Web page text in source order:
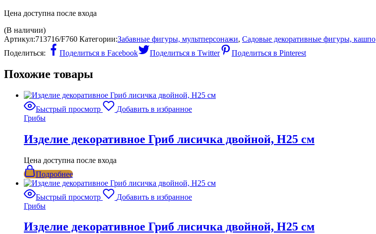
Цена доступна после входа
(В наличии)
Артикул:713716/F760 Категории:Забавные фигуры, мультперсонажи, Садовые декоративные фигуры, кашпо
Поделиться:
Поделиться в Facebook Поделиться в Twitter Поделиться в Pinterest
Похожие товары
Быстрый просмотр
Добавить в избранное
Грибы
Изделие декоративное Гриб лисичка двойной, Н25 см
Цена доступна после входа
Подробнее
Быстрый просмотр
Добавить в избранное
Грибы
Изделие декоративное Гриб лисичка двойной, Н25 см